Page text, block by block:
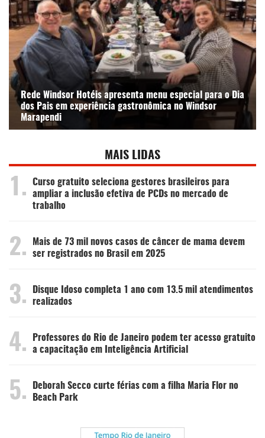
Rede Windsor Hotéis apresenta menu especial para o Dia
dos Pais em experiência gastronômica no Windsor
Marapendi
MAIS LIDAS
1.
Curso gratuito seleciona gestores brasileiros para
ampliar a inclusão efetiva de PCDs no mercado de
trabalho
2.
Mais de 73 mil novos casos de câncer de mama devem
ser registrados no Brasil em 2025
3.
Disque Idoso completa 1 ano com 13.5 mil atendimentos
realizados
4.
Professores do Rio de Janeiro podem ter acesso gratuito
a capacitação em Inteligência Artificial
5.
Deborah Secco curte férias com a filha Maria Flor no
Beach Park